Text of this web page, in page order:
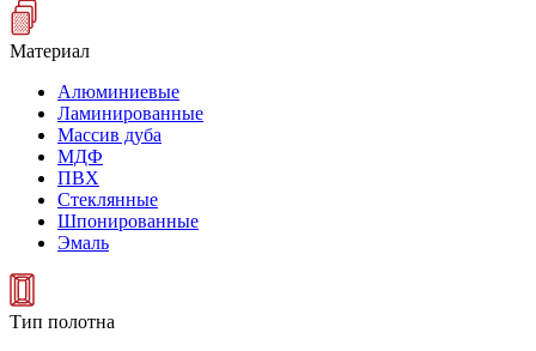
Материал
Алюминиевые
Ламинированные
Массив дуба
МДФ
ПВХ
Стеклянные
Шпонированные
Эмаль
Тип полотна